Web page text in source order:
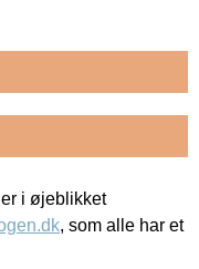
i øjeblikket
, som alle har et